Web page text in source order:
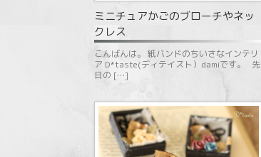
ミニチュアかごのブローチやネッ
クレス
こんばんは。 紙バンドのちいさなインテリ
ア D*taste(ディテイスト）damiです。 先
日の […]